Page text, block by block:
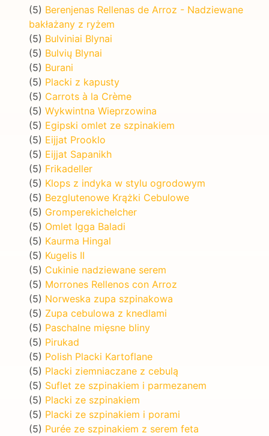
(5) Berenjenas Rellenas de Arroz - Nadziewane
bakłażany z ryżem
(5) Bulviniai Blynai
(5) Bulvių Blynai
(5) Burani
(5) Placki z kapusty
(5) Carrots à la Crème
(5) Wykwintna Wieprzowina
(5) Egipski omlet ze szpinakiem
(5) Eijjat Prooklo
(5) Eijjat Sapanikh
(5) Frikadeller
(5) Klops z indyka w stylu ogrodowym
(5) Bezglutenowe Krążki Cebulowe
(5) Gromperekichelcher
(5) Omlet Igga Baladi
(5) Kaurma Hingal
(5) Kugelis II
(5) Cukinie nadziewane serem
(5) Morrones Rellenos con Arroz
(5) Norweska zupa szpinakowa
(5) Zupa cebulowa z knedlami
(5) Paschalne mięsne bliny
(5) Pirukad
(5) Polish Placki Kartoflane
(5) Placki ziemniaczane z cebulą
(5) Suflet ze szpinakiem i parmezanem
(5) Placki ze szpinakiem
(5) Placki ze szpinakiem i porami
(5) Purée ze szpinakiem z serem feta